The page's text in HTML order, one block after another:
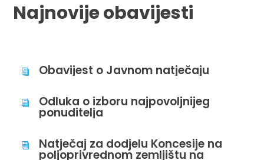
Najnovije obavijesti
i Obavijest o Javnom natječaju
i Odluka o izboru najpovoljnijeg
ponuditelja
i Natječaj za dodjelu Koncesije na
poljoprivrednom zemljištu na